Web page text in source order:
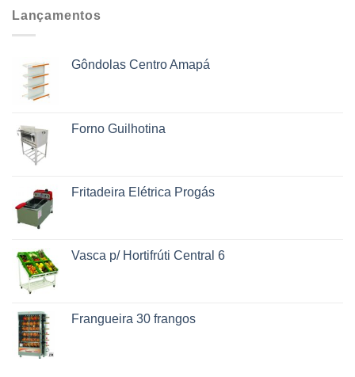
Lançamentos
Gôndolas Centro Amapá
Forno Guilhotina
Fritadeira Elétrica Progás
Vasca p/ Hortifrúti Central 6
Frangueira 30 frangos